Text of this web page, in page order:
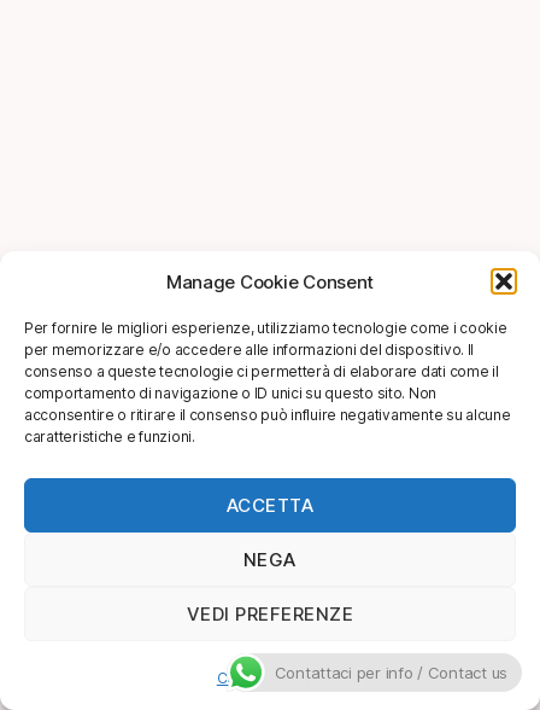
Manage Cookie Consent
Per fornire le migliori esperienze, utilizziamo tecnologie come i cookie
per memorizzare e/o accedere alle informazioni del dispositivo. Il
consenso a queste tecnologie ci permetterà di elaborare dati come il
comportamento di navigazione o ID unici su questo sito. Non
acconsentire o ritirare il consenso può influire negativamente su alcune
caratteristiche e funzioni.
ACCETTA
NEGA
VEDI PREFERENZE
Cookie PolicyContattaci per info / Contact us